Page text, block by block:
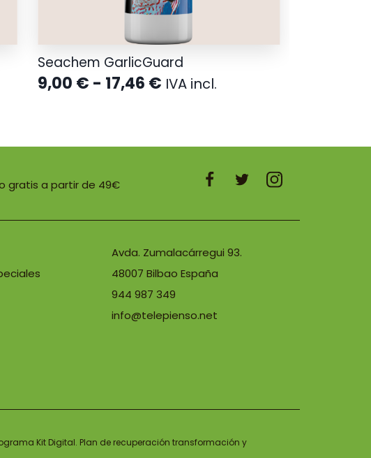
Seachem GarlicGuard
9,00 € - 17,46 € Rango
9,00 €
17,46 €
IVA incl.
gratis a partir de 49€
Avda. Zumalacárregui 93.
48007 Bilbao España
944 987 349
info@telepienso.net
Kit Digital. Plan de recuperación transformación y